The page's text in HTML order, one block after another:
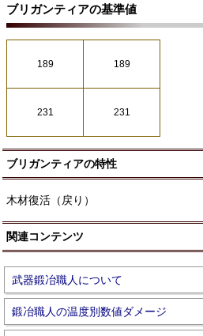
ブリガンティアの基準値
189 189
231 231
ブリガンティアの特性
木材復活（戻り）
関連コンテンツ
武器鍛冶職人について
鍛冶職人の温度別数値ダメージ